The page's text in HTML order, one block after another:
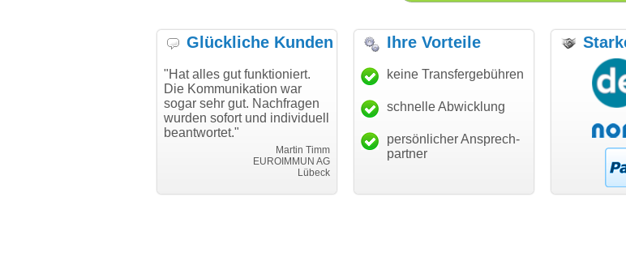
Glückliche Kunden
"Hat alles gut funktioniert.
Die Kommunikation war
sogar sehr gut. Nachfragen
wurden sofort und individuell
beantwortet."
Martin Timm
EUROIMMUN AG
"Danke für den schnellen
Transfer und guten Service!"
Thomas Schäfer
i can eckert communication GmbH
"Ich bin dankbar,
Wunschdomain
haben. Die Domain
mein Business und
hundertprozentig."
Leben
leben-im-
Ihre Vorteile
keine Transfergebühren
schnelle Abwicklung
persönlicher Ansprech-
partner